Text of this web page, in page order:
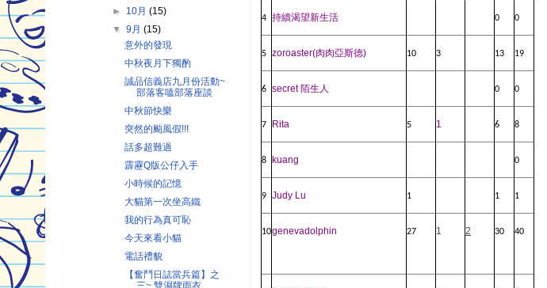
4 持續渴望新生活 0 0
5 zoroaster(肉肉亞斯德) 10 3 13 19
6 secret 陌生人 0 0
7 Rita 5 1 6 8
8 kuang 0
9 Judy Lu 1 1 1
10genevadolphin 27 1 2 30 40
► 10月(15)
▼9月(15)
意外的發現
中秋夜月下獨酌
誠品信義店九月份活動~
部落客嗑部落座談
中秋節快樂
突然的颱風假!!!
話多超難過
霹靂Q版公仔入手
小時候的記憶
大貓第一次坐高鐵
我的行為真可恥
今天來看小貓
電話禮貌
【奮鬥日誌當兵篇】之